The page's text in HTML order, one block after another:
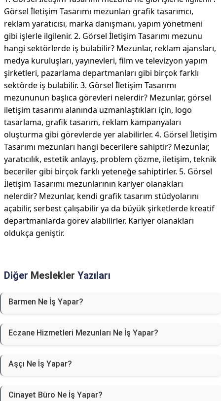
Görsel İletişim Tasarımı mezunları grafik tasarımcı,
reklam yaratıcısı, marka danışmanı, yapım yönetmeni
gibi işlerle ilgilenir. 2. Görsel İletişim Tasarımı mezunu
hangi sektörlerde iş bulabilir? Mezunlar, reklam ajansları,
medya kuruluşları, yayınevleri, film ve televizyon yapım
şirketleri, pazarlama departmanları gibi birçok farklı
sektörde iş bulabilir. 3. Görsel İletişim Tasarımı
mezununun başlıca görevleri nelerdir? Mezunlar, görsel
iletişim tasarımı alanında uzmanlaştıkları için, logo
tasarlama, grafik tasarım, reklam kampanyaları
oluşturma gibi görevlerde yer alabilirler. 4. Görsel İletişim
Tasarımı mezunları hangi becerilere sahiptir? Mezunlar,
yaratıcılık, estetik anlayış, problem çözme, iletişim, teknik
beceriler gibi birçok farklı yeteneğe sahiptirler. 5. Görsel
İletişim Tasarımı mezunlarının kariyer olanakları
nelerdir? Mezunlar, kendi grafik tasarım stüdyolarını
açabilir, serbest çalışabilir ya da büyük şirketlerde kreatif
departmanlarda görev alabilirler. Kariyer olanakları
oldukça geniştir.
Diğer Meslekler Yazıları
Barmen Ne İş Yapar?
Eczane Hizmetleri Mezunları Ne İş Yapar?
Aşçı Ne İş Yapar?
Cinayet Büro Ne İş Yapar?